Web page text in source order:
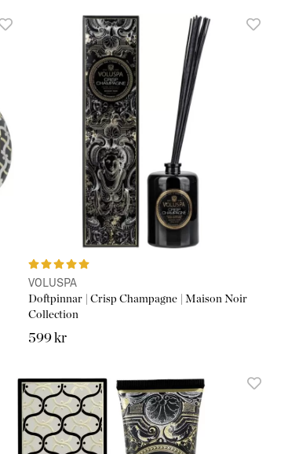
VOLUSPA
Doftpinnar | Crisp Champagne | Maison Noir
Collection
599 kr